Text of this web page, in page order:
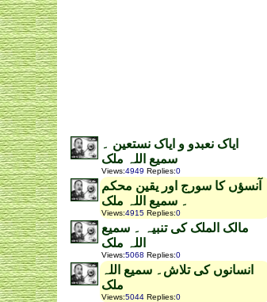
ایاک نعبدو و ایاک نستعین ۔
سمیع اللہ ملک
Views:4949 Replies:0
آنسؤں کا سورج اور یقین محکم
۔ سمیع اللہ ملک
Views:4915 Replies:0
مالک الملک کی تنبیہ ۔ سمیع
اللہ ملک
Views:5068 Replies:0
انسانوں کی تلاش۔ سمیع اللہ
ملک
Views:5044 Replies:0